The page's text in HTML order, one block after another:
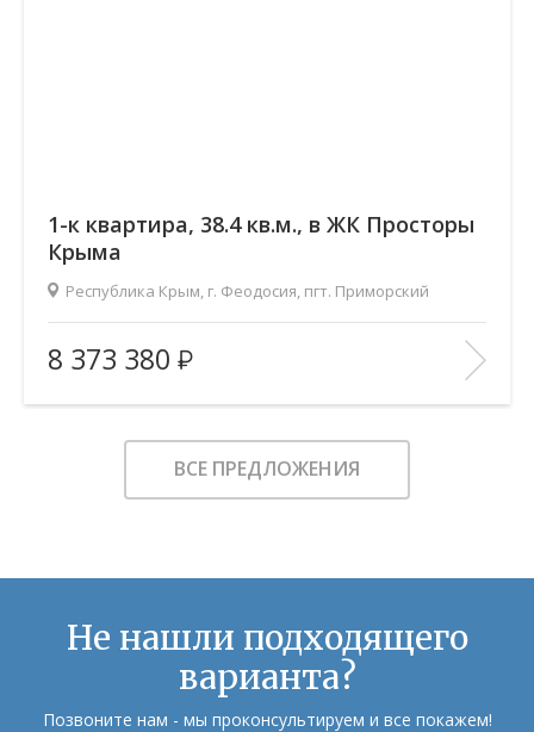
1-к квартира, 38.4 кв.м., в ЖК Просторы
Крыма
Республика Крым, г. Феодосия, пгт. Приморский
Площадь (общ/жил/кух), м2:
38.41/14.76/10.58
Количество комнат:
1
Этаж:
5/9
В ИЗБРАННОЕ
8 373 380
ВСЕ ПРЕДЛОЖЕНИЯ
Не нашли подходящего
варианта?
Позвоните нам - мы проконсультируем и все покажем!